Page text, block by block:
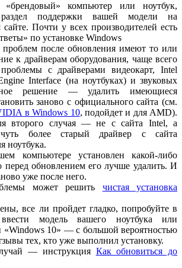
компьютер или ноутбук,
поддержки вашей модели на
Почти у всех производителей есть
по установке Windows
после обновления имеют то или
к драйверам оборудования, чаще всего
проблемы с драйверами видеокарт, Intel
Interface (на ноутбуках) и звуковых
решение — удалить имеющиеся
заново с официального сайта (см.
в Windows 10, подойдет и для AMD).
второго случая — не с сайта Intel, а
более старый драйвер с сайта
ноутбука.
компьютере установлен какой-либо
перед обновлением его лучше удалить. И
уже после него.
может решить чистая установка
все ли пройдет гладко, попробуйте в
ввести модель вашего ноутбука или
«Windows 10» — с большой вероятностью
тех, кто уже выполнил установку.
— инструкция Как обновиться до